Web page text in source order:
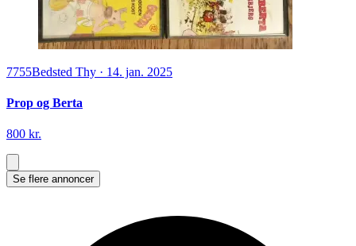
7755Bedsted Thy · 14. jan. 2025
Prop og Berta
800 kr.
Se flere annoncer